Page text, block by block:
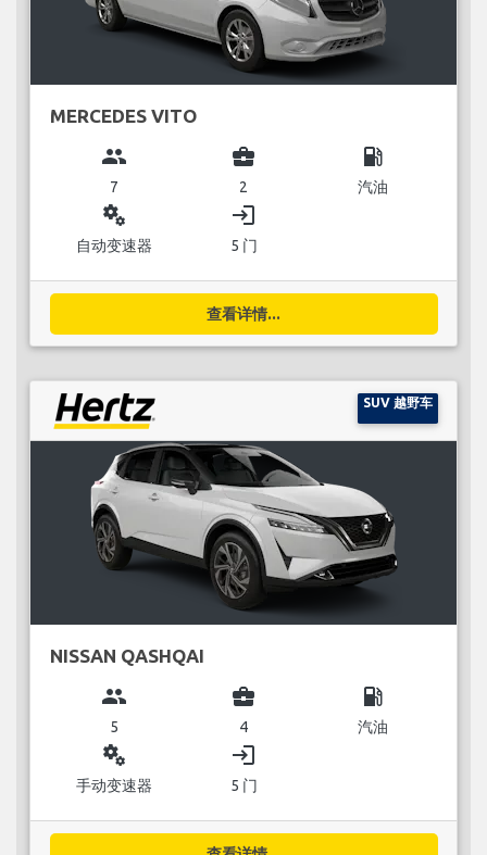
MERCEDES VITO
group
7
business_center
2
local_gas_station
汽油
miscellaneous_services
自动变速器
login
5 门
查看详情...
SUV 越野车
NISSAN QASHQAI
group
5
business_center
4
local_gas_station
汽油
miscellaneous_services
手动变速器
login
5 门